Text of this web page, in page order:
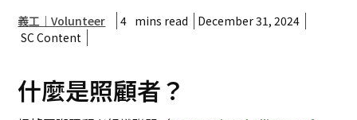
義工｜Volunteer 4 mins read
December 31, 2024
SC Content
什麼是照顧者？